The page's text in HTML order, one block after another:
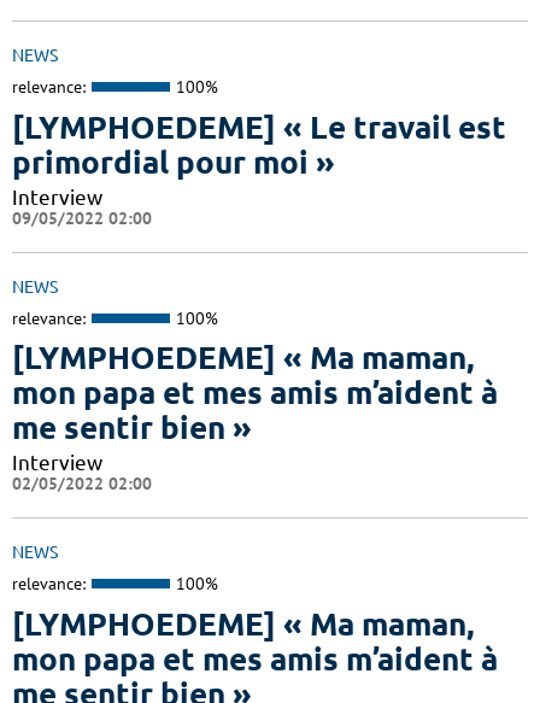
NEWS
relevance: 100%
[LYMPHOEDEME] « Le travail est
primordial pour moi »
Interview
09/05/2022 02:00
NEWS
relevance: 100%
[LYMPHOEDEME] « Ma maman,
mon papa et mes amis m’aident à
me sentir bien »
Interview
02/05/2022 02:00
NEWS
relevance: 100%
[LYMPHOEDEME] « Ma maman,
mon papa et mes amis m’aident à
me sentir bien »